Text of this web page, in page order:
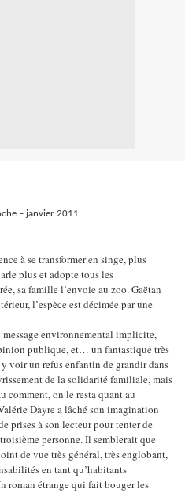
– janvier 2011
à se transformer en singe, plus
plus et adopte tous les
sa famille l’envoie au zoo. Gaëtan
l’espèce est décimée par une
environnemental implicite,
publique, et… un fantastique très
voir un refus enfantin de grandir dans
de la solidarité familiale, mais
comment, on le resta quant au
Dayre a lâché son imagination
prises à son lecteur pour tenter de
personne. Il semblerait que
de vue très général, très englobant,
en tant qu’habitants
roman étrange qui fait bouger les